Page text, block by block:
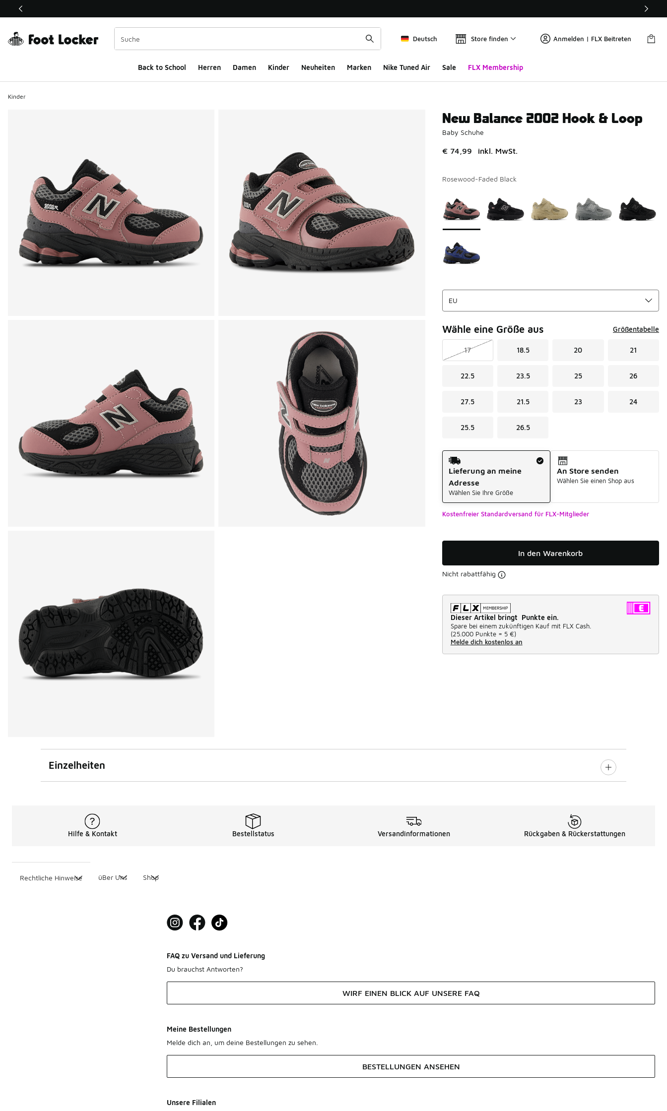
Dieser Link öffnet sich in einem neuen Fenster
Deutsch Store finden Anmelden | FLX Beitreten
Back to School Herren Damen Kinder Neuheiten Marken Nike Tuned Air Sale FLX Membership
Kinder
New Balance 2002 Hook & Loop
Baby Schuhe
€ 74,99 inkl. MwSt.
Rosewood-Faded Black
Wähle eine Größe aus Größentabelle
17 18.5 20 21
22.5 23.5 25 26
27.5 21.5 23 24
25.5 26.5
Versandart
Lieferung an meine
Adresse
Wählen Sie Ihre Größe
An Store senden
Wählen Sie einen Shop aus
Kostenfreier Standardversand für FLX-Mitglieder
In den Warenkorb
Nicht rabattfähig
Dieser Artikel bringt Punkte ein.
Spare bei einem zukünftigen Kauf mit FLX Cash.
(25.000 Punkte = 5 €)
Melde dich kostenlos an
Einzelheiten
Hilfe & Kontakt Bestellstatus Versandinformationen Rückgaben & Rückerstattungen
Rechtliche Hinweise üBer Uns Shop
FAQ zu Versand und Lieferung
Du brauchst Antworten?
WIRF EINEN BLICK AUF UNSERE FAQ
Meine Bestellungen
Melde dich an, um deine Bestellungen zu sehen.
BESTELLUNGEN ANSEHEN
Unsere Filialen